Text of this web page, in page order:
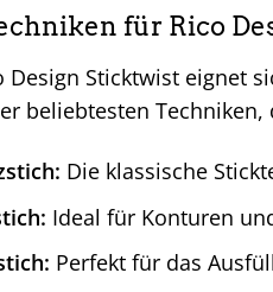
für Rico
Design Sticktwist eignet
beliebtesten
Die klassische
Ideal für Konturen
Perfekt für das